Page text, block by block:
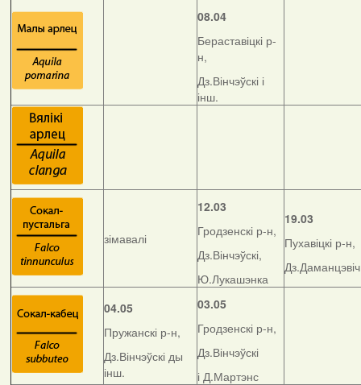
08.04
Бераставіцкі р-
н,
Дз.Вінчэўскі і
інш.
зімавалі
12.03
Гродзенскі р-н,
Дз.Вінчэўскі,
Ю.Лукашэнка
19.03
Пухавіцкі р-н,
Дз.Даманцэвіч
04.05
Пружанскі р-н,
Дз.Вінчэўскі ды
інш.
03.05
Гродзенскі р-н,
Дз.Вінчэўскі
і Д.Мартэнс